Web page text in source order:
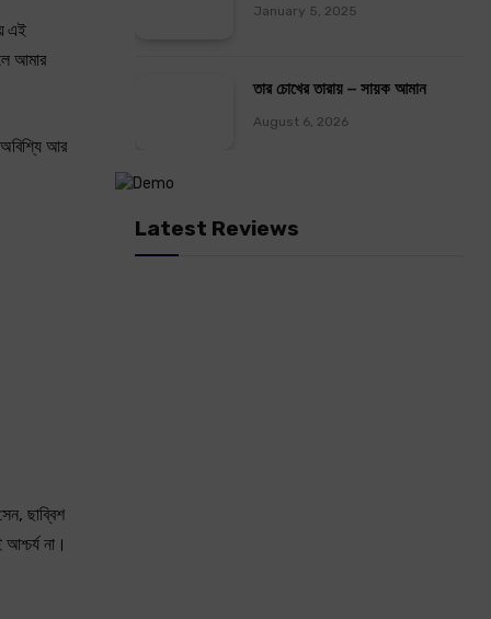
এই
আমার
আর
ছাব্বিশ
না।
January 5, 2025
তার চোখের তারায় – সায়ক আমান
August 6, 2026
Latest Reviews